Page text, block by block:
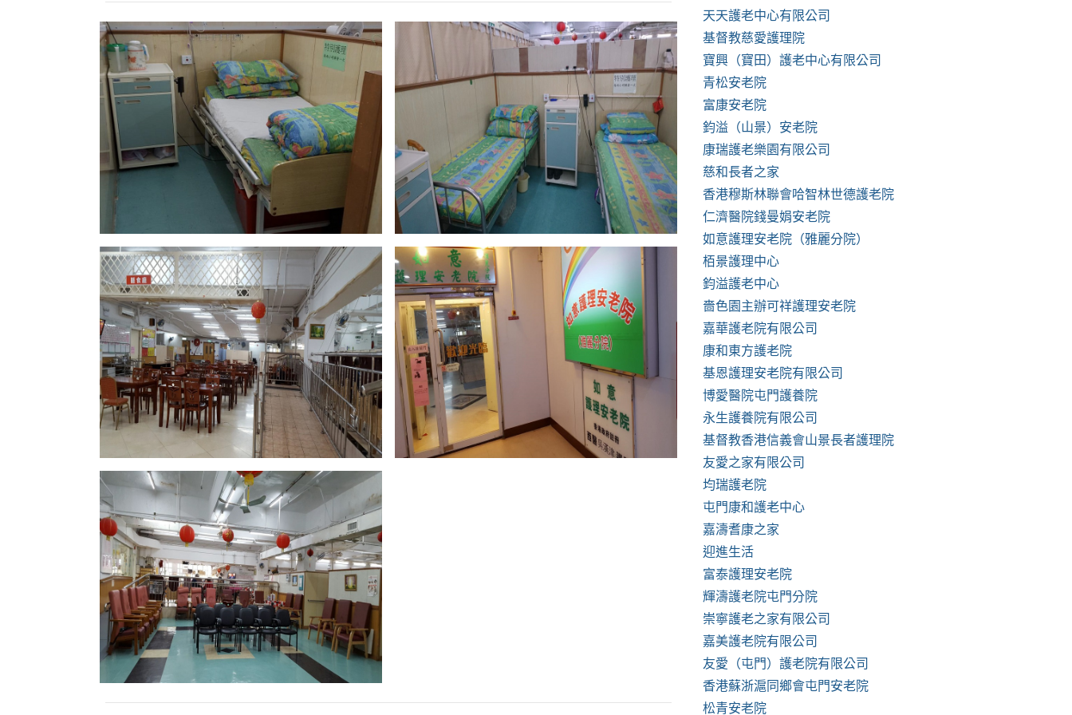
天天護老中心有限公司
基督教慈愛護理院
寶興（寶田）護老中心有限公司
青松安老院
富康安老院
鈞溢（山景）安老院
康瑞護老樂園有限公司
慈和長者之家
香港穆斯林聯會哈智林世德護老院
仁濟醫院錢曼娟安老院
如意護理安老院（雅麗分院）
栢景護理中心
鈞溢護老中心
嗇色園主辦可祥護理安老院
嘉華護老院有限公司
康和東方護老院
基恩護理安老院有限公司
博愛醫院屯門護養院
永生護養院有限公司
基督教香港信義會山景長者護理院
友愛之家有限公司
均瑞護老院
屯門康和護老中心
嘉濤耆康之家
迎進生活
富泰護理安老院
輝濤護老院屯門分院
崇寧護老之家有限公司
嘉美護老院有限公司
友愛（屯門）護老院有限公司
香港蘇浙滬同鄉會屯門安老院
松青安老院